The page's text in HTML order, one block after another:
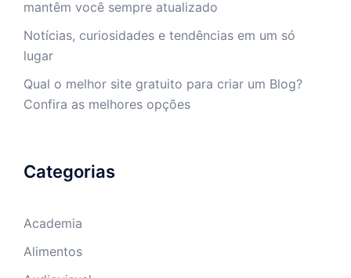
mantêm você sempre atualizado
Notícias, curiosidades e tendências em um só
lugar
Qual o melhor site gratuito para criar um Blog?
Confira as melhores opções
Categorias
Academia
Alimentos